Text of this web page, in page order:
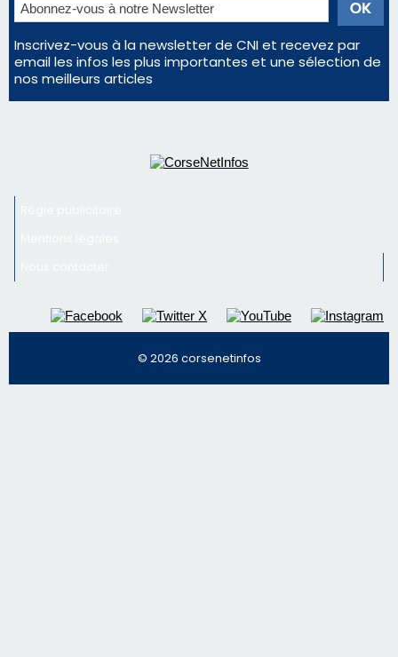
Inscrivez-vous à la newsletter de CNI et recevez par
email les infos les plus importantes et une sélection de
nos meilleurs articles
© 2026 corsenetinfos